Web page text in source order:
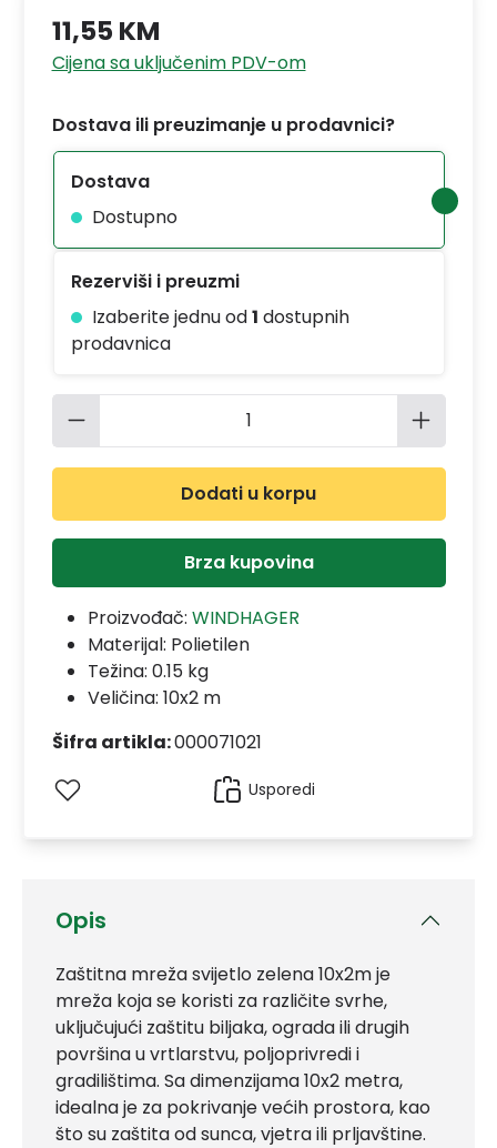
Opis
Zaštitna mreža svijetlo zelena 10x2m je
mreža koja se koristi za različite svrhe,
uključujući zaštitu biljaka, ograda ili drugih
površina u vrtlarstvu, poljoprivredi i
gradilištima. Sa dimenzijama 10x2 metra,
idealna je za pokrivanje većih prostora, kao
što su zaštita od sunca, vjetra ili prljavštine.
11,55 KM
Cijena sa uključenim PDV-om
Dostava ili preuzimanje u prodavnici?
Dostava
Dostupno
Rezerviši i preuzmi
Izaberite jednu od1 dostupnih
prodavnica
Količina proizvoda: Unesite
Dodati u korpu
Brza kupovina
Proizvođač: WINDHAGER
Materijal: Polietilen
Težina: 0.15 kg
Veličina: 10x2 m
Šifra artikla:000071021
Usporedi